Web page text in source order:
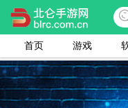
首页 游戏